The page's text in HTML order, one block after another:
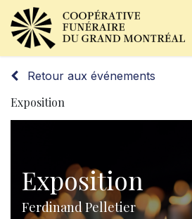
Retour aux événements
Exposition
Exposition
Ferdinand Pelletier